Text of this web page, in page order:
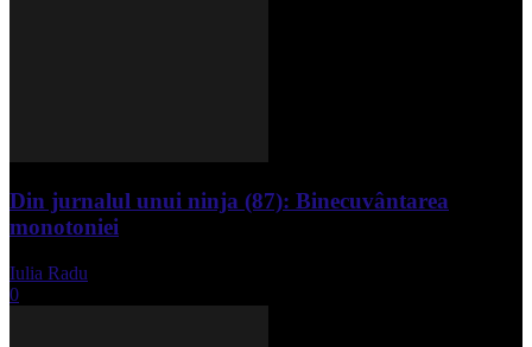
Din jurnalul unui ninja (87): Binecuvântarea
monotoniei
Iulia Radu
0